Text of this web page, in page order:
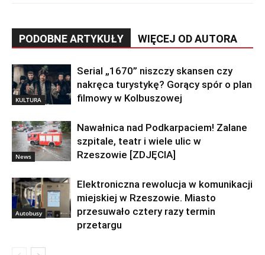
PODOBNE ARTYKUŁY WIĘCEJ OD AUTORA
KULTURA
Serial „1670” niszczy skansen czy
nakręca turystykę? Gorący spór o plan
filmowy w Kolbuszowej
News
Nawałnica nad Podkarpaciem! Zalane
szpitale, teatr i wiele ulic w
Rzeszowie [ZDJĘCIA]
Autobusy
Elektroniczna rewolucja w komunikacji
miejskiej w Rzeszowie. Miasto
przesuwało cztery razy termin
przetargu